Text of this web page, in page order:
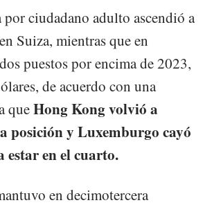
ciudadano adulto ascendió a
Suiza, mientras que en
puestos por encima de 2023,
de acuerdo con una
queHong Kong volvió a
posición y Luxemburgo cayó
estar en el cuarto.
en decimotercera